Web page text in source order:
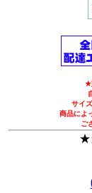
★
サイ
商品によ
ご
★